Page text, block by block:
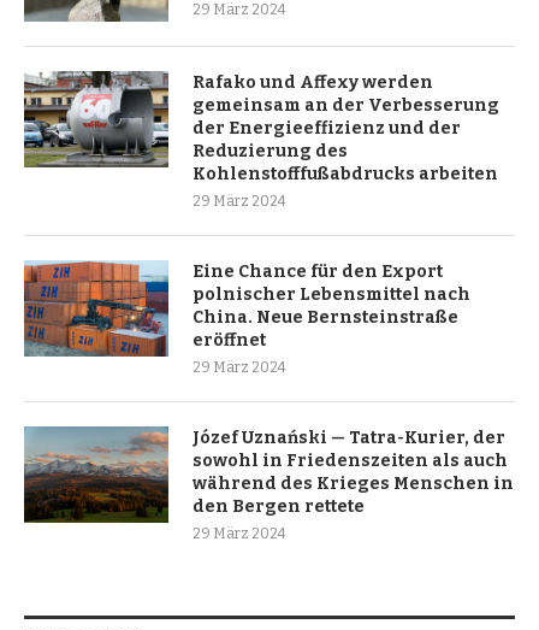
29 März 2024
Rafako und Affexy werden
gemeinsam an der Verbesserung
der Energieeffizienz und der
Reduzierung des
Kohlenstofffußabdrucks arbeiten
29 März 2024
Eine Chance für den Export
polnischer Lebensmittel nach
China. Neue Bernsteinstraße
eröffnet
29 März 2024
Józef Uznański — Tatra-Kurier, der
sowohl in Friedenszeiten als auch
während des Krieges Menschen in
den Bergen rettete
29 März 2024